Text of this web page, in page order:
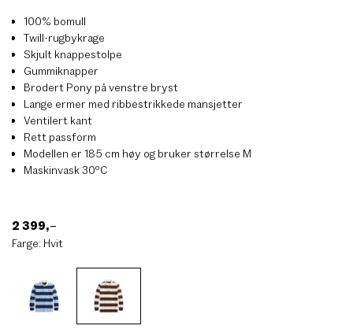
100% bomull
Twill-rugbykrage
Skjult knappestolpe
Gummiknapper
Brodert Pony på venstre bryst
Lange ermer med ribbestrikkede mansjetter
Ventilert kant
Rett passform
Modellen er 185 cm høy og bruker størrelse M
Maskinvask 30ºC
2 399,–
Farge: Hvit